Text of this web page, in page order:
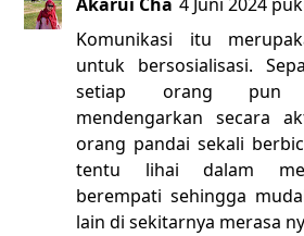
Komunikasi itu
untuk bersosialisasi.
setiap orang pun
mendengarkan secara
orang pandai sekali
tentu lihai dalam
berempati sehingga
lain di sekitarnya merasa